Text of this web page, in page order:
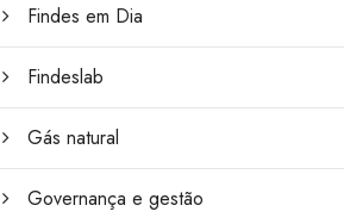
Findes em Dia
Findeslab
Gás natural
Governança e gestão